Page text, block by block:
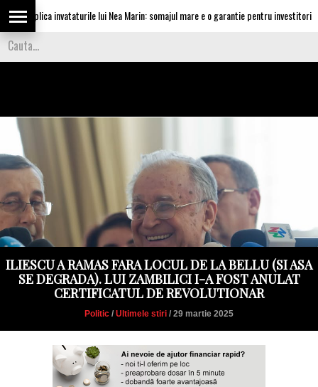
aplica invataturile lui Nea Marin: somajul mare e o garantie pentru investitori
ILIESCU A RAMAS FARA LOCUL DE LA BELLU (SI ASA
SE DEGRADA). LUI ZAMBILICI I-A FOST ANULAT
CERTIFICATUL DE REVOLUTIONAR
Politic / Ultimele stiri / 29 martie 2025